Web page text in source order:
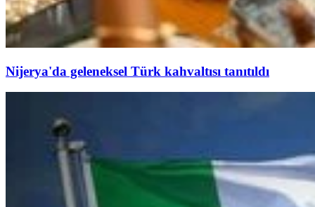
Nijerya'da geleneksel Türk kahvaltısı tanıtıldı